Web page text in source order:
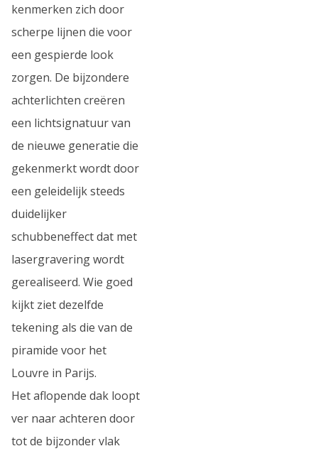
kenmerken zich door
scherpe lijnen die voor
een gespierde look
zorgen. De bijzondere
achterlichten creëren
een lichtsignatuur van
de nieuwe generatie die
gekenmerkt wordt door
een geleidelijk steeds
duidelijker
schubbeneffect dat met
lasergravering wordt
gerealiseerd. Wie goed
kijkt ziet dezelfde
tekening als die van de
piramide voor het
Louvre in Parijs.
Het aflopende dak loopt
ver naar achteren door
tot de bijzonder vlak